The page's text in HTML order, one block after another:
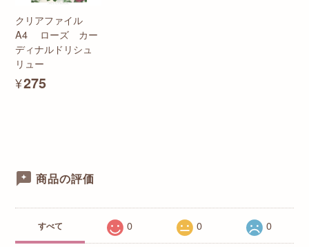
クリアファイル
A4 ローズ カー
ディナルドリシュ
リュー
¥275
商品の評価
すべて 0 0 0